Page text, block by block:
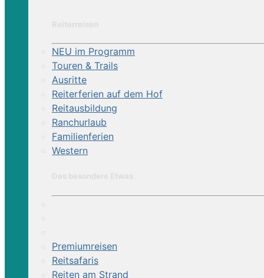
NEU im Programm
Touren & Trails
Ausritte
Reiterferien auf dem Hof
Reitausbildung
Ranchurlaub
Familienferien
Western
Premiumreisen
Reitsafaris
Reiten am Strand